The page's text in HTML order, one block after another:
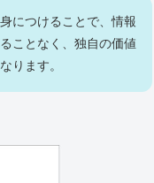
につけることで、情報
ことなく、独自の価値
ります。